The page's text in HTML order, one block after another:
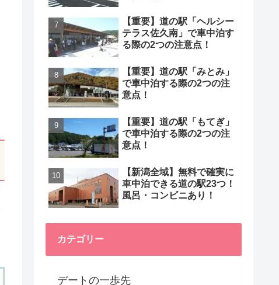
【重要】道の駅「ヘルシー
テラス佐久南」で車中泊す
る際の2つの注意点！
【重要】道の駅「みとみ」
で車中泊する際の2つの注
意点！
【重要】道の駅「もてぎ」
で車中泊する際の2つの注
意点！
【新潟全域】無料で確実に
車中泊できる道の駅23つ！
風呂・コンビニあり！
カテゴリー
デートの一歩先